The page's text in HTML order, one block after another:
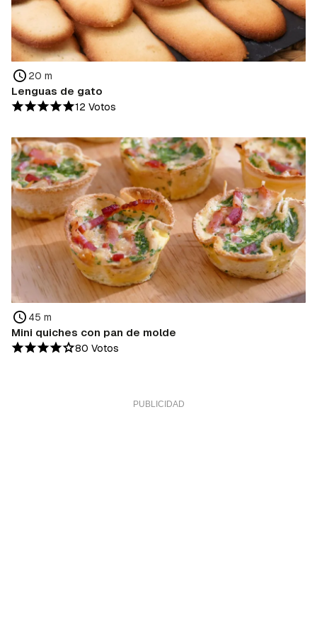
20 m
Lenguas de gato
12 Votos
45 m
Mini quiches con pan de molde
80 Votos